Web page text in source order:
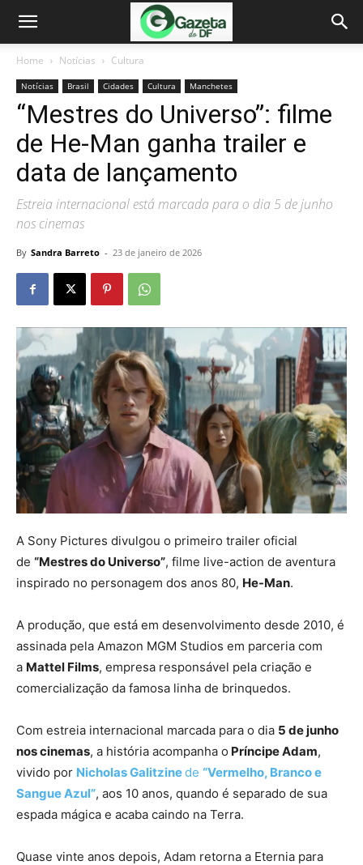
Home Notícias Cultura
Notícias Brasil Cidades Cultura Manchetes
“Mestres do Universo”: filme
de He-Man ganha trailer e
data de lançamento
Estreia internacional está marcada para o dia 5 de junho
nos cinemas
By Sandra Barreto - 23 de janeiro de 2026
A Sony Pictures divulgou o primeiro trailer oficial
de “Mestres do Universo”, filme live-action de aventura
inspirado no personagem dos anos 80, He-Man.
A produção, que está em desenvolvimento desde 2010, é
assinada pela Amazon MGM Studios em parceria com
a Mattel Films, empresa responsável pela criação e
comercialização da famosa linha de brinquedos.
Com estreia internacional marcada para o dia 5 de junho
nos cinemas, a história acompanha o Príncipe Adam,
vivido por Nicholas Galitzinede “Vermelho, Branco e
Sangue Azul”, aos 10 anos, quando é separado de sua
espada mágica e acaba caindo na Terra.
Quase vinte anos depois, Adam retorna a Eternia para